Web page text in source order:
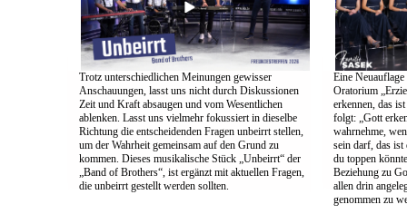
Trotz unterschiedlichen Meinungen gewisser
Anschauungen, lasst uns nicht durch Diskussionen
Zeit und Kraft absaugen und vom Wesentlichen
ablenken. Lasst uns vielmehr fokussiert in dieselbe
Richtung die entscheidenden Fragen unbeirrt stellen,
um der Wahrheit gemeinsam auf den Grund zu
kommen. Dieses musikalische Stück „Unbeirrt“ der
„Band of Brothers“, ist ergänzt mit aktuellen Fragen,
die unbeirrt gestellt werden sollten.
Eine Neuauflage
Oratorium
erkennen, das
folgt: „Gott
wahrnehme,
sein darf, das ist
du toppen
Beziehung zu
allen drin
genommen zu